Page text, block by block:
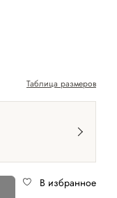
Таблица размеров
В избранное